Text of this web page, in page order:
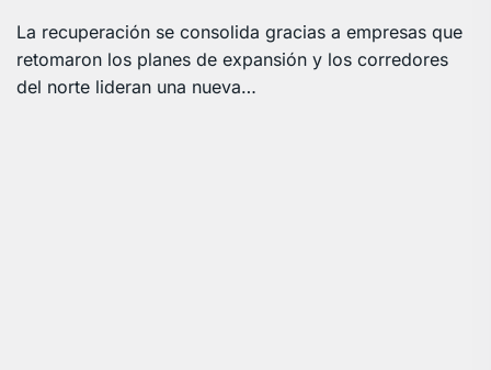
La recuperación se consolida gracias a empresas que
retomaron los planes de expansión y los corredores
del norte lideran una nueva…